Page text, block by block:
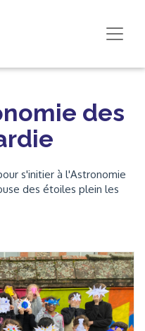
des
s'initier à l'Astronomie
des étoiles plein les